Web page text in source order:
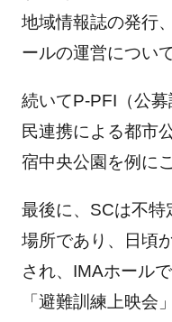
地域情報誌の発行
ールの運営につい
続いてP-PFI（公
民連携による都市
宿中央公園を例に
最後に、SCは不特
場所であり、日頃
され、IMAホール
「避難訓練上映会